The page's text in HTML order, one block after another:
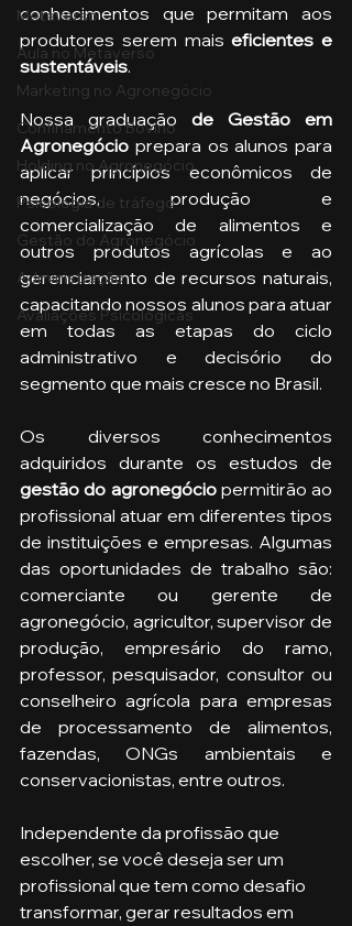
Metaverso
Aula no Metaverso
Marketing no Agronegócio
Confinamento Bovino
Holding no Agronegócio
Psicologia de tráfego
Gestão do Agronegócio
Administração
Avaliações Psicológicas
conhecimentos que permitam aos
produtores serem mais eficientes e
sustentáveis.
Nossa graduação de Gestão em
Agronegócio prepara os alunos para
aplicar princípios econômicos de
negócios, produção e
comercialização de alimentos e
outros produtos agrícolas e ao
gerenciamento de recursos naturais,
capacitando nossos alunos para atuar
em todas as etapas do ciclo
administrativo e decisório do
segmento que mais cresce no Brasil.
Os diversos conhecimentos
gestão do agronegócio permitirão ao
profissional atuar em diferentes tipos
de instituições e empresas. Algumas
das oportunidades de trabalho são:
comerciante ou gerente de
agronegócio, agricultor, supervisor de
produção, empresário do ramo,
professor, pesquisador, consultor ou
conselheiro agrícola para empresas
de processamento de alimentos,
fazendas, ONGs ambientais e
conservacionistas, entre outros.
Independente da profissão que
escolher, se você deseja ser um
profissional que tem como desafio
transformar, gerar resultados em